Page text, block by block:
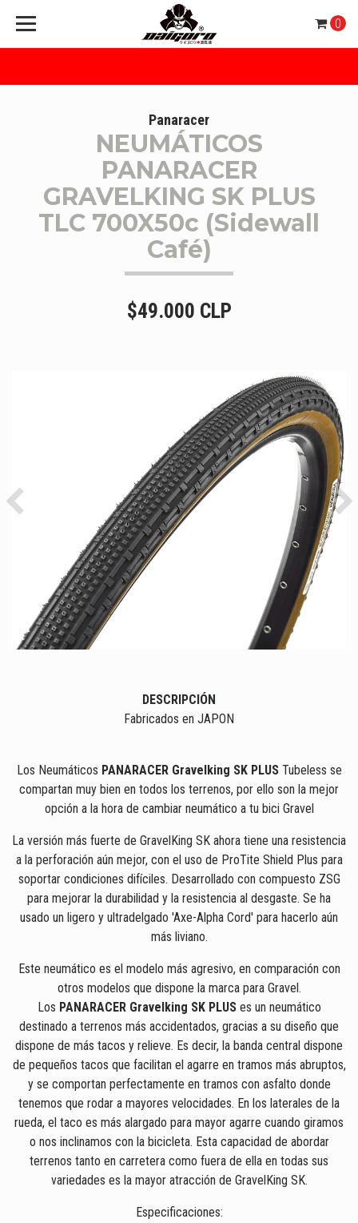
0
Panaracer
NEUMÁTICOS
PANARACER
GRAVELKING SK PLUS
TLC 700X50c (Sidewall
Café)
$49.000 CLP
Previous
DESCRIPCIÓN
Fabricados en JAPON
Los Neumáticos PANARACER Gravelking SK PLUSTubeless se
compartan muy bien en todos los terrenos, por ello son la mejor
opción a la hora de cambiar neumático a tu bici Gravel
La versión más fuerte de GravelKing SK ahora tiene una resistencia
a la perforación aún mejor, con el uso de ProTite Shield Plus para
soportar condiciones difíciles. Desarrollado con compuesto ZSG
para mejorar la durabilidad y la resistencia al desgaste. Se ha
usado un ligero y ultradelgado 'Axe-Alpha Cord' para hacerlo aún
más liviano.
Este neumático es el modelo más agresivo, en comparación con
otros modelos que dispone la marca para Gravel.
Los PANARACER Gravelking SK PLUS es un neumático
destinado a terrenos más accidentados, gracias a su diseño que
dispone de más tacos y relieve. Es decir, la banda central dispone
de pequeños tacos que facilitan el agarre en tramos más abruptos,
y se comportan perfectamente en tramos con asfalto donde
tenemos que rodar a mayores velocidades. En los laterales de la
rueda, el taco es más alargado para mayor agarre cuando giramos
o nos inclinamos con la bicicleta. Esta capacidad de abordar
terrenos tanto en carretera como fuera de ella en todas sus
variedades es la mayor atracción de GravelKing SK.
Especificaciones: